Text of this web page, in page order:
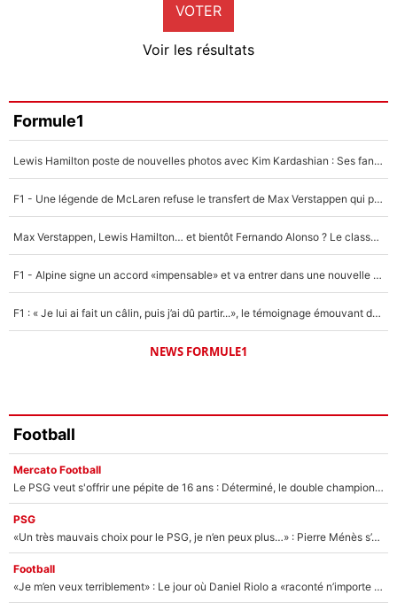
Faris Moumbagna
4%
Un autre joueur
5%
VOTER
Voir les résultats
Formule1
Lewis Hamilton poste de nouvelles photos avec Kim Kardashian : Ses fans le voient déjà redevenir champion du monde de F1 grâce à elle !
F1 - Une légende de McLaren refuse le transfert de Max Verstappen qui pourrait «faire des vagues» et plomber l'ambiance dans l'équipe
Max Verstappen, Lewis Hamilton… et bientôt Fernando Alonso ? Le classement des pilotes les mieux payés en Formule 1 risque de changer !
F1 - Alpine signe un accord «impensable» et va entrer dans une nouvelle dimension : Grande nouvelle pour Pierre Gasly !
F1 : « Je lui ai fait un câlin, puis j’ai dû partir...», le témoignage émouvant de Max Verstappen sur sa fille
NEWS FORMULE1
Football
Mercato Football
Le PSG veut s'offrir une pépite de 16 ans : Déterminé, le double champion d'Europe en titre est prêt à lâcher 40M€ pour celui que l'on compare déjà à Vinicius Jr !
PSG
«Un très mauvais choix pour le PSG, je n’en peux plus…» : Pierre Ménès s’est complètement trompé avec Luis Enrique et ces déclarations le prouvent !
Football
«Je m’en veux terriblement» : Le jour où Daniel Riolo a «raconté n’importe quoi» dans l'After Foot !